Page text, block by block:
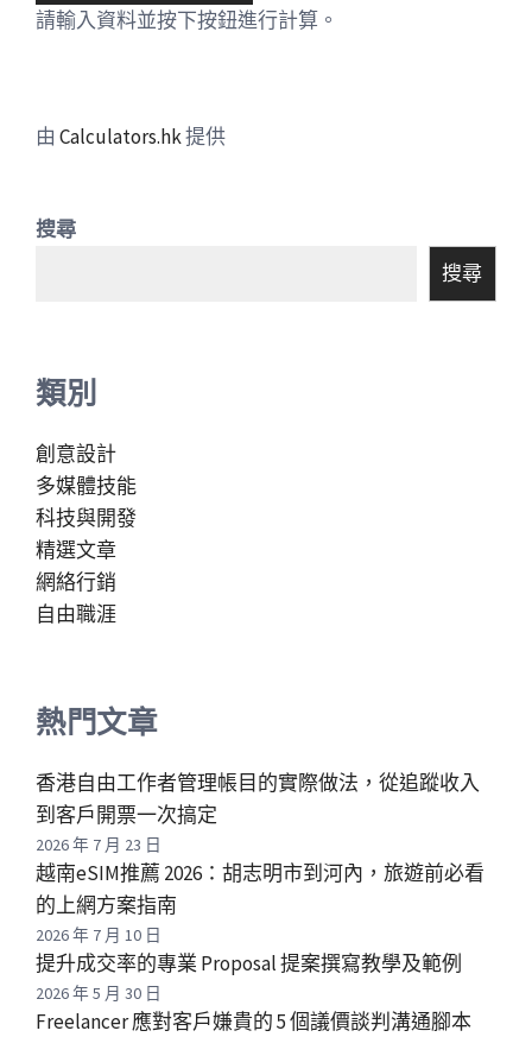
請輸入資料並按下按鈕進行計算。
由 Calculators.hk提供
搜尋
搜尋
類別
創意設計
多媒體技能
科技與開發
精選文章
網絡行銷
自由職涯
熱門文章
香港自由工作者管理帳目的實際做法，從追蹤收入
到客戶開票一次搞定
2026 年 7 月 23 日
越南eSIM推薦 2026：胡志明市到河內，旅遊前必看
的上網方案指南
2026 年 7 月 10 日
提升成交率的專業 Proposal 提案撰寫教學及範例
2026 年 5 月 30 日
Freelancer 應對客戶嫌貴的 5 個議價談判溝通腳本